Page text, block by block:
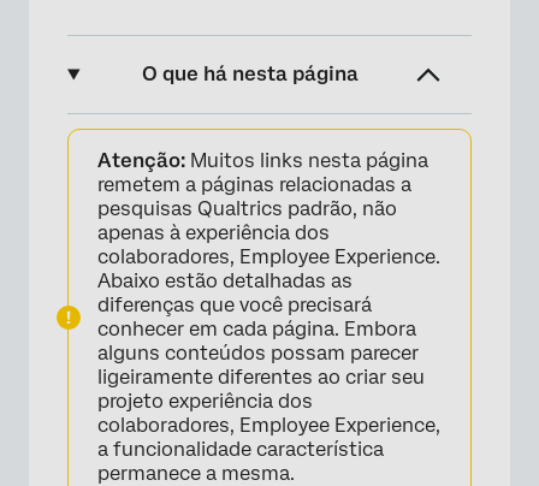
O que há nesta página
Sobre a exportação de dados de resposta
Formatos de exportação
Opções de exportação
Atenção: Muitos links nesta página
remetem a páginas relacionadas a
pesquisas Qualtrics padrão, não
apenas à experiência dos
colaboradores, Employee Experience.
Abaixo estão detalhadas as
diferenças que você precisará
conhecer em cada página. Embora
alguns conteúdos possam parecer
ligeiramente diferentes ao criar seu
projeto experiência dos
colaboradores, Employee Experience,
a funcionalidade característica
permanece a mesma.